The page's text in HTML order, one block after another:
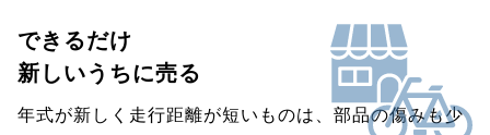
できるだけ
新しいうちに売る
年式が新しく走行距離が短いものは、部品の傷みも少